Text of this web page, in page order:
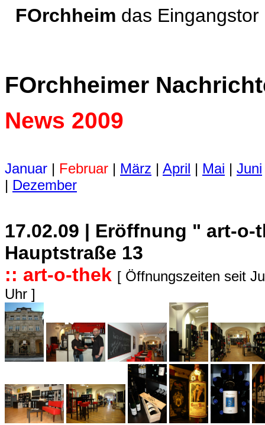
FOrchheim das
FOrchheimer
News 2009
Januar | Februar | März | April | Mai | Juni
| Dezember
17.02.09 | Eröffnung " art-o-
Hauptstraße 13
:: art-o-thek [ Öffnungszeiten seit
Uhr ]